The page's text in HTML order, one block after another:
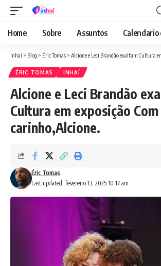
Home Sobre Assuntos Calendario
Inhaí > Blog > Éric Tomas > Alcione e Leci Brandão exaltam Cultura em
ÉRIC TOMAS INHAÍ
Alcione e Leci Brandão
Cultura em exposição Com
carinho,Alcione.
Last updated: fevereiro 13, 2025 10:17 am
Éric Tomas